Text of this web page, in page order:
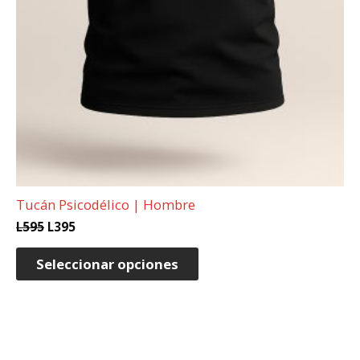
Tucán Psicodélico | Hombre
L595 L395
Seleccionar opciones